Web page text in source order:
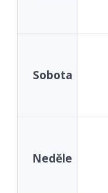
Sobota
Neděle